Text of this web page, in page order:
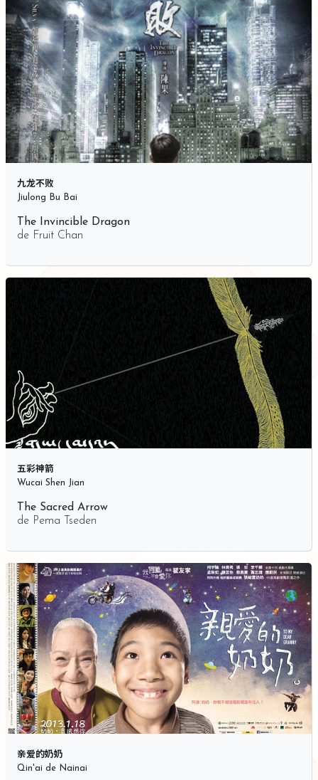
九龙不败
Jiulong Bu Bai
The Invincible Dragon
de Fruit Chan
五彩神箭
Wucai Shen Jian
The Sacred Arrow
de Pema Tseden
亲爱的奶奶
Qin'ai de Nainai